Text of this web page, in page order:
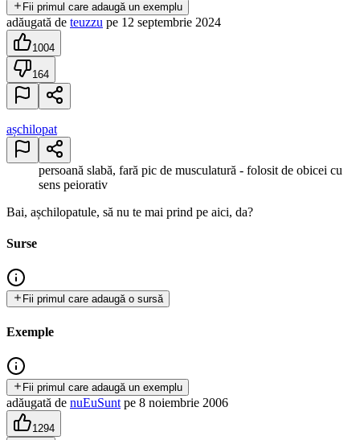
Fii primul care adaugă un exemplu
adăugată de teuzzu pe 12 septembrie 2024
1004
164
așchilopat
persoană slabă, fară pic de musculatură - folosit de obicei cu
sens peiorativ
Bai, așchilopatule, să nu te mai prind pe aici, da?
Surse
Fii primul care adaugă o sursă
Exemple
Fii primul care adaugă un exemplu
adăugată de nuEuSunt pe 8 noiembrie 2006
1294